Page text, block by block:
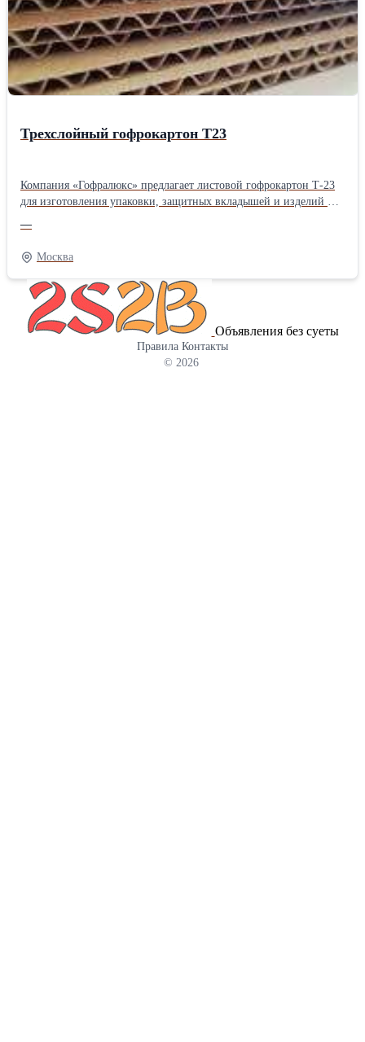
Трехслойный гофрокартон Т23
Компания «Гофралюкс» предлагает листовой гофрокартон Т-23
для изготовления упаковки, защитных вкладышей и изделий из
внутреннего гофрированного слоя, который придает листу
жесткость и помогает сохранять форму даже при активном
использовании. В каталоге представлены листы трехслойного
гофрокартона Т-23 в различных форматах. Ознакомиться более
подробно Вы можете на нашем сайте
—
Москва
Объявления без суеты
Правила Контакты
© 2026